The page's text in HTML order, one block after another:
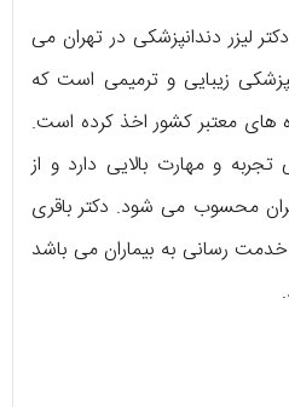
لیزر دندانپزشکی در تهران می
زیبایی و ترمیمی است که
های معتبر کشور اخذ کرده است.
تجربه و مهارت بالایی دارد و از
محسوب می شود. دکتر باقری
رسانی به بیماران می باشد